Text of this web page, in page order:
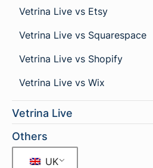
Vetrina Live vs Etsy
Vetrina Live vs Squarespace
Vetrina Live vs Shopify
Vetrina Live vs Wix
Vetrina Live
Others
UK